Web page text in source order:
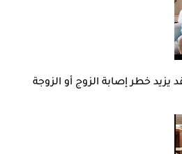
يزيد خطر إصابة الزوج أو الزوجة